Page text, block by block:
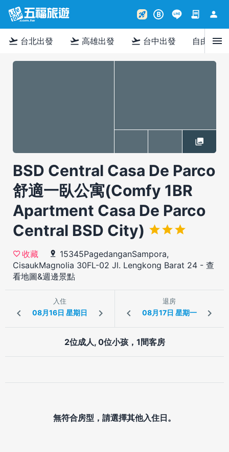
rocket_launch B contract person
flight_takeoff 台北出發 flight_takeoff 高雄出發 flight_takeoff 台中出發 自由行menu
BSD Central Casa De Parco
舒適一臥公寓(Comfy 1BR
Apartment Casa De Parco
Central BSD City)
收藏
15345PagedanganSampora,
CisaukMagnolia 30FL-02 Jl. Lengkong Barat 24 - 查
看地圖&週邊景點
入住 退房
2位成人, 0位小孩，1間客房
無符合房型，請選擇其他入住日。